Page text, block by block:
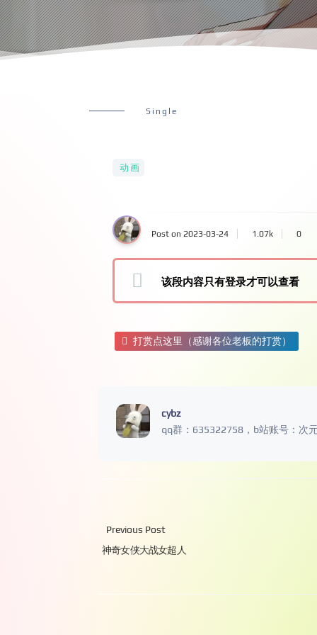
Single
动画
Post on 2023-03-24 1.07k 0
该段内容只有登录才可以查看
打赏点这里（感谢各位老板的打赏）
cybz
qq群：635322758，b站账号：次
Previous Post
神奇女侠大战女超人